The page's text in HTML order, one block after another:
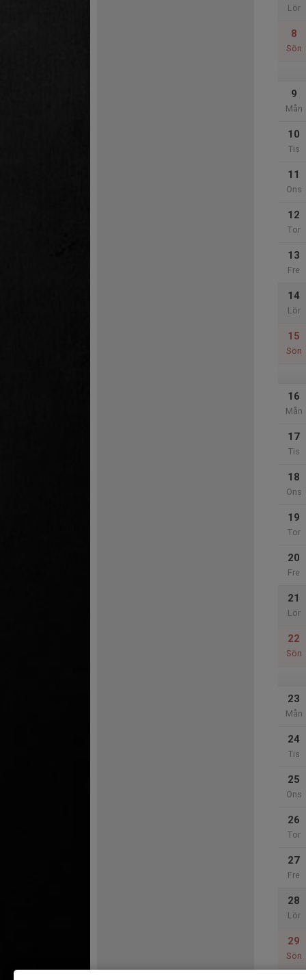
Lör
8
Sön
9
Mån
10
Tis
11
Ons
12
Tor
13
Fre
14
Lör
15
Sön
16
Mån
17
Tis
18
Ons
19
Tor
20
Fre
21
Lör
22
Sön
23
Mån
24
Tis
25
Ons
26
Tor
27
Fre
28
Lör
29
Sön